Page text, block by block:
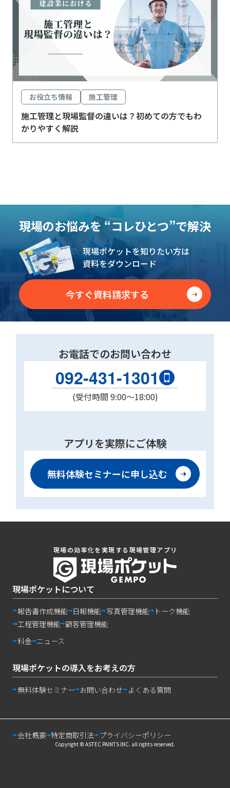
お役立ち情報 施工管理
施工管理と現場監督の違いは？初めての方でもわ
かりやすく解説
現場のお悩みを “コレひとつ”で解決
現場ポケットを知りたい方は
資料をダウンロード
今すぐ資料請求する
お電話でのお問い合わせ
092-431-1301
(受付時間 9:00〜18:00)
アプリを実際にご体験
無料体験セミナーに申し込む
現場の効率化を実現する現場管理アプリ
現場ポケットについて
報告書作成機能 日報機能 写真管理機能
トーク機能
工程管理機能 顧客管理機能
料金 ニュース
現場ポケットの導入をお考えの方
無料体験セミナー お問い合わせ よくある質問
会社概要 特定商取引法 プライバシーポリシー
Copyright © ASTEC PAINTS INC. all rights reserved.
“無制限で ”
今すぐ資料請求する